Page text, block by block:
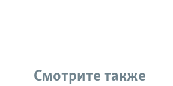
Смотрите также